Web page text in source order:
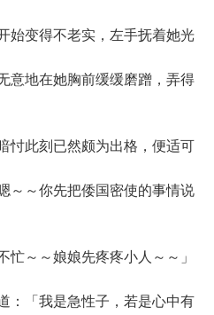
变得不老实，左手抚着她光
意地在她胸前缓缓磨蹭，弄得
此刻已然颇为出格，便适可
～～你先把倭国密使的事情说
～～娘娘先疼疼小人～～」
「我是急性子，若是心中有